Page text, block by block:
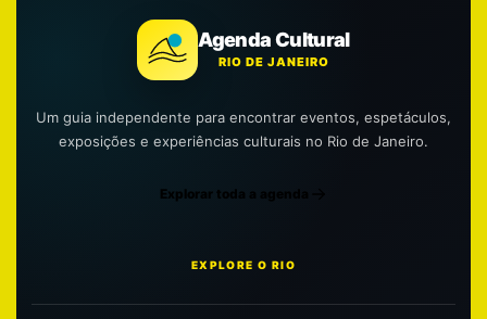
Agenda Cultural
RIO DE JANEIRO
Um guia independente para encontrar eventos, espetáculos,
exposições e experiências culturais no Rio de Janeiro.
Explorar toda a agenda
EXPLORE O RIO